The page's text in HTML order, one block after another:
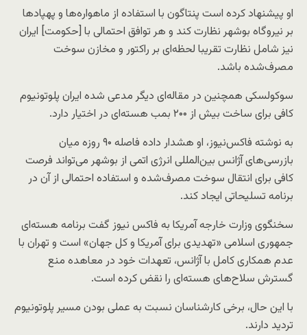
او پیشنهاد کرده است پنتاگون با استفاده از ماهواره‌ها و پهپادها
بر نیروگاه بوشهر نظارت کند و هر توافق احتمالی با [حکومت] ایران
نیز شامل نظارت تقریبا لحظه‌ای بر راکتور و مخازن سوخت
مصرف‌شده باشد.
سوکولسکی همچنین در مقاله‌ای دیگر مدعی شده ایران پلوتونیوم
کافی برای ساخت بیش از ۲۰۰ بمب هسته‌ای در اختیار دارد.
به نوشته فاکس‌نیوز، او هشدار داده فاصله ۹۰ روزه میان
بازرسی‌های آژانس بین‌المللی انرژی اتمی از بوشهر می‌تواند فرصت
کافی برای انتقال سوخت مصرف‌شده و استفاده احتمالی از آن در
برنامه تسلیحاتی ایجاد کند.
سخنگوی وزارت خارجه آمریکا به فاکس نیوز گفت برنامه هسته‌ای
جمهوری اسلامی «تهدیدی برای آمریکا و کل جهان» است و تهران با
عدم همکاری کامل با آژانس، تعهدات خود در معاهده منع
گسترش سلاح‌های هسته‌ای را نقض کرده است.
با این حال، برخی کارشناسان نسبت به عملی بودن مسیر پلوتونیوم
تردید دارند.